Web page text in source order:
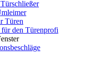
Türen
den Türenprofi